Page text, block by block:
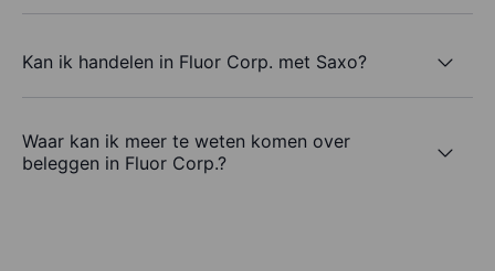
Kan ik handelen in Fluor Corp. met Saxo?
Waar kan ik meer te weten komen over
beleggen in Fluor Corp.?